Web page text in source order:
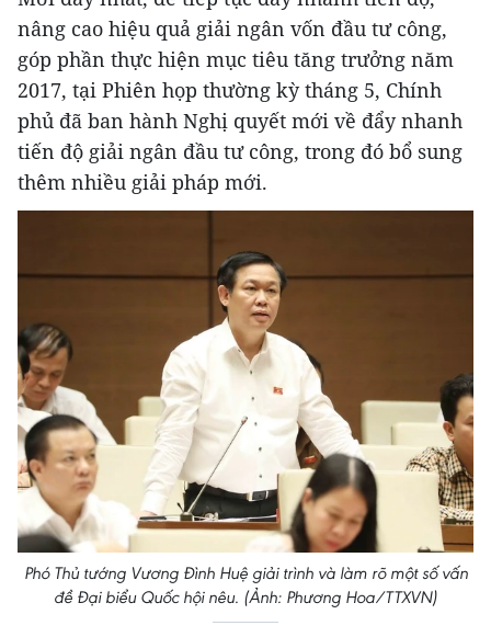
nâng cao hiệu quả giải ngân vốn đầu tư công,
góp phần thực hiện mục tiêu tăng trưởng năm
2017, tại Phiên họp thường kỳ tháng 5, Chính
phủ đã ban hành Nghị quyết mới về đẩy nhanh
tiến độ giải ngân đầu tư công, trong đó bổ sung
thêm nhiều giải pháp mới.
Phó Thủ tướng Vương Đình Huệ giải trình và làm rõ một số vấn
đề Đại biểu Quốc hội nêu. (Ảnh: Phương Hoa/TTXVN)